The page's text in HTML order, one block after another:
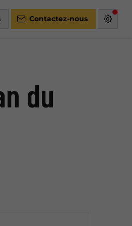
Contactez-nous
du